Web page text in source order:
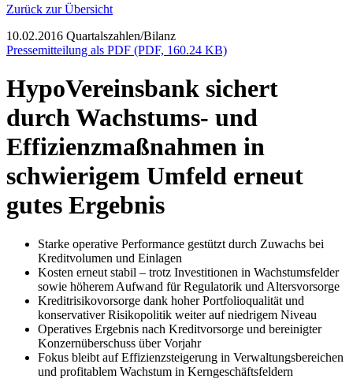
Zurück zur Übersicht
10.02.2016 Quartalszahlen/Bilanz
Pressemitteilung als PDF (PDF, 160.24 KB)
HypoVereinsbank sichert
durch Wachstums- und
Effizienzmaßnahmen in
schwierigem Umfeld erneut
gutes Ergebnis
Starke operative Performance gestützt durch Zuwachs bei
Kreditvolumen und Einlagen
Kosten erneut stabil – trotz Investitionen in Wachstumsfelder
sowie höherem Aufwand für Regulatorik und Altersvorsorge
Kreditrisikovorsorge dank hoher Portfolioqualität und
konservativer Risikopolitik weiter auf niedrigem Niveau
Operatives Ergebnis nach Kreditvorsorge und bereinigter
Konzernüberschuss über Vorjahr
Fokus bleibt auf Effizienzsteigerung in Verwaltungsbereichen
und profitablem Wachstum in Kerngeschäftsfeldern